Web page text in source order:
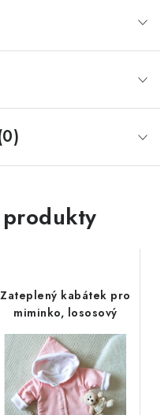
Zateplený kabátek pro
miminko, lososový